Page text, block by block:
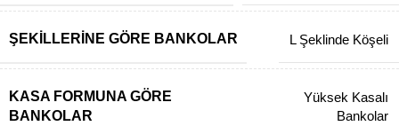
ŞEKILLERINE GÖRE BANKOLAR L Şeklinde Köşeli
KASA FORMUNA GÖRE
BANKOLAR
Yüksek Kasalı
Bankolar